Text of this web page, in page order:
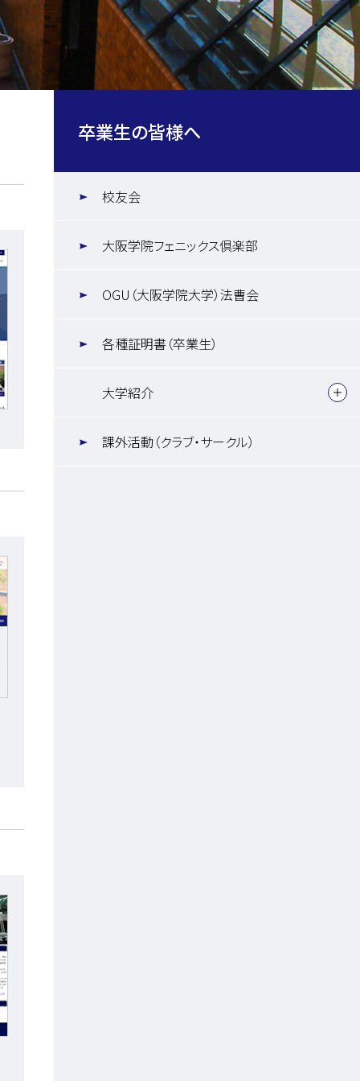
卒業生の皆様へ
校友会
大阪学院フェニックス倶楽部
OGU（大阪学院大学）法曹会
各種証明書（卒業生）
大学紹介
課外活動（クラブ・サークル）